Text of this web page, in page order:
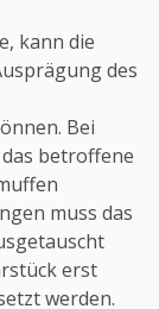
kann die
des
Bei
betroffene
muss das
erst
werden.